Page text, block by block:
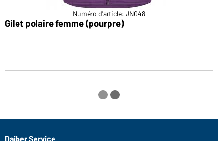
Numéro d'article: JN048
Gilet polaire femme (pourpre)
Daiber Service